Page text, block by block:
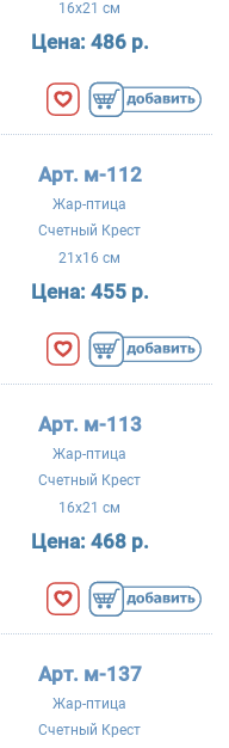
16x21 см
Цена: 486 р.
Арт. м-112
Жар-птица
Счетный Крест
21x16 см
Цена: 455 р.
Арт. м-113
Жар-птица
Счетный Крест
16x21 см
Цена: 468 р.
Арт. м-137
Жар-птица
Счетный Крест